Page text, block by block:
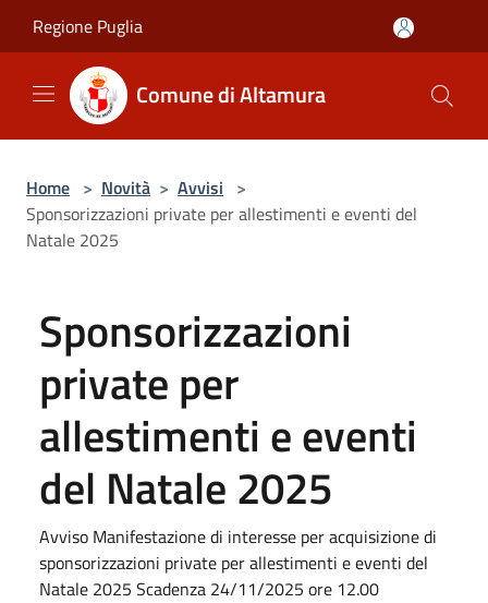
Regione Puglia
Comune di Altamura
Home > Novità > Avvisi >
Sponsorizzazioni private per allestimenti e eventi del
Natale 2025
Sponsorizzazioni
private per
allestimenti e eventi
del Natale 2025
Avviso Manifestazione di interesse per acquisizione di
sponsorizzazioni private per allestimenti e eventi del
Natale 2025 Scadenza 24/11/2025 ore 12.00